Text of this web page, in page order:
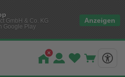
GmbH & Co. KG
Google Play
Anzeigen